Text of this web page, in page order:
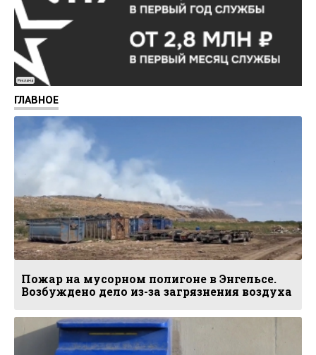
Реклама
ГЛАВНОЕ
Пожар на мусорном полигоне в Энгельсе.
Возбуждено дело из-за загрязнения воздуха